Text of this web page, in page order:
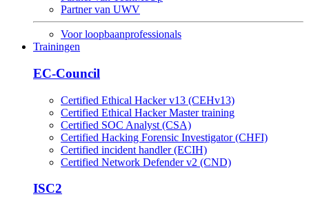
Partner van UWV
Voor loopbaanprofessionals
Trainingen
EC-Council
Certified Ethical Hacker v13 (CEHv13)
Certified Ethical Hacker Master training
Certified SOC Analyst (CSA)
Certified Hacking Forensic Investigator (CHFI)
Certified incident handler (ECIH)
Certified Network Defender v2 (CND)
ISC2